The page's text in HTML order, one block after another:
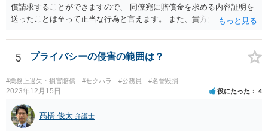
償請求することができますので、 同僚宛に賠償金を求める内容証明を
送ったことは至って正当な行為と言えます。 また、貴方だけが異動さ
等、 会社の対応が不適切であると思われますので、会社に対して賠償
請求することも視野に入ると思われます。 同僚からされた行為やその
ワハラに該当するか否か、するとした場合実際に損害賠償請求が可能
な事案か否かを相談することをおすすめします。
5 プライバシーの侵害の範囲は？
#業務上過失・損害賠償 #セクハラ #公務員 #名誉毀損
2023年12月15日 役にたった 4
髙橋 俊太 弁護士